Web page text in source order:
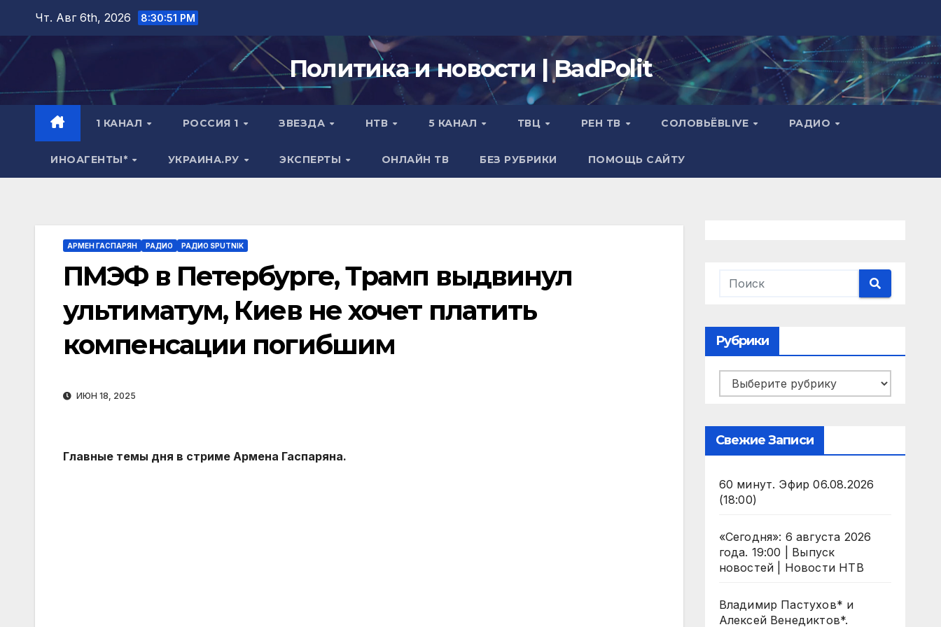
Перейти
содержимому
Чт. Авг 6th, 2026 8:30:52 PM
Политика и новости | BadPolit
1 КАНАЛ РОССИЯ 1 ЗВЕЗДА НТВ 5 КАНАЛ ТВЦ РЕН ТВ СОЛОВЬЁВLIVE РАДИО
ИНОАГЕНТЫ* УКРАИНА.РУ ЭКСПЕРТЫ ОНЛАЙН ТВ БЕЗ РУБРИКИ ПОМОЩЬ САЙТУ
АРМЕН ГАСПАРЯН РАДИО РАДИО SPUTNIK
ПМЭФ в Петербурге, Трамп выдвинул
ультиматум, Киев не хочет платить
компенсации погибшим
ИЮН 18, 2025
Главные темы дня в стриме Армена Гаспаряна.
Рубрики
Рубрики
Свежие Записи
60 минут. Эфир 06.08.2026
(18:00)
«Сегодня»: 6 августа 2026
года. 19:00 | Выпуск
новостей | Новости НТВ
Владимир Пастухов* и
Алексей Венедиктов*.